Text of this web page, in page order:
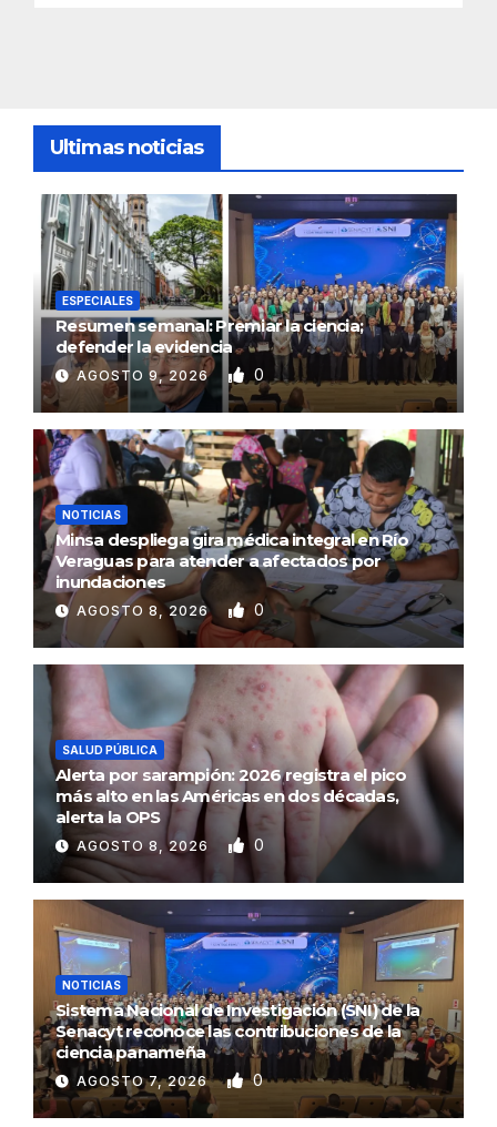
Ultimas noticias
ESPECIALES
Resumen semanal: Premiar la ciencia;
defender la evidencia
AGOSTO 9, 2026 0
NOTICIAS
Minsa despliega gira médica integral en Río
Veraguas para atender a afectados por
inundaciones
AGOSTO 8, 2026 0
SALUD PÚBLICA
Alerta por sarampión: 2026 registra el pico
más alto en las Américas en dos décadas,
alerta la OPS
AGOSTO 8, 2026 0
NOTICIAS
Sistema Nacional de Investigación (SNI) de la
Senacyt reconoce las contribuciones de la
ciencia panameña
AGOSTO 7, 2026 0